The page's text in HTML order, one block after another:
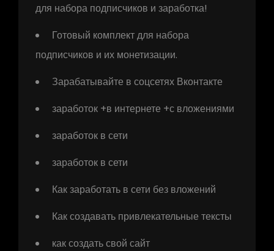
для набора подписчиков и заработка!
Готовый комплект для набора
подписчиков и их монетизации.
Зарабатывайте в соцсетях Вконтакте
заработок +в интернете +с вложениями
заработок в сети
заработок в сети
Как заработать в сети без вложений
Как создавать привлекательные тексты
как создать свой сайт